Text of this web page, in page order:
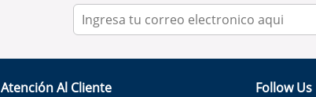
Atención Al Cliente Follow Us